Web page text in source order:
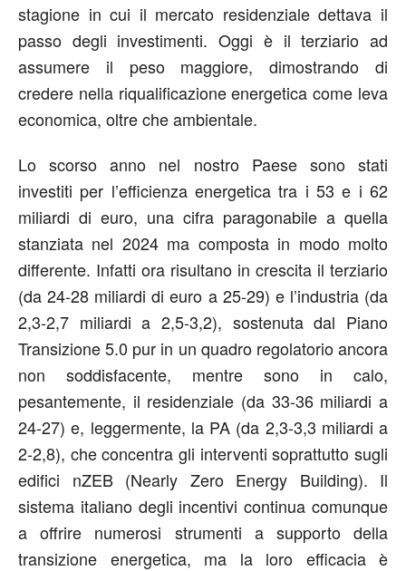
stagione in cui il mercato residenziale dettava il
passo degli investimenti. Oggi è il terziario ad
assumere il peso maggiore, dimostrando di
credere nella riqualificazione energetica come leva
economica, oltre che ambientale.
Lo scorso anno nel nostro Paese sono stati
investiti per l’efficienza energetica tra i 53 e i 62
miliardi di euro, una cifra paragonabile a quella
stanziata nel 2024 ma composta in modo molto
differente. Infatti ora risultano in crescita il terziario
(da 24-28 miliardi di euro a 25-29) e l’industria (da
2,3-2,7 miliardi a 2,5-3,2), sostenuta dal Piano
Transizione 5.0 pur in un quadro regolatorio ancora
non soddisfacente, mentre sono in calo,
pesantemente, il residenziale (da 33-36 miliardi a
24-27) e, leggermente, la PA (da 2,3-3,3 miliardi a
2-2,8), che concentra gli interventi soprattutto sugli
edifici nZEB (Nearly Zero Energy Building). Il
sistema italiano degli incentivi continua comunque
a offrire numerosi strumenti a supporto della
transizione energetica, ma la loro efficacia è